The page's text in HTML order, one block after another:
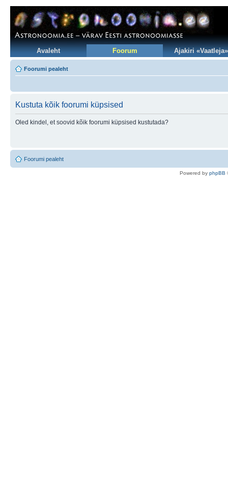
Avaleht Foorum Ajakiri «Vaatleja»
Foorumi pealeht
Kustuta kõik foorumi küpsised
Oled kindel, et soovid kõik foorumi küpsised kustutada?
Foorumi pealeht
Powered by phpBB